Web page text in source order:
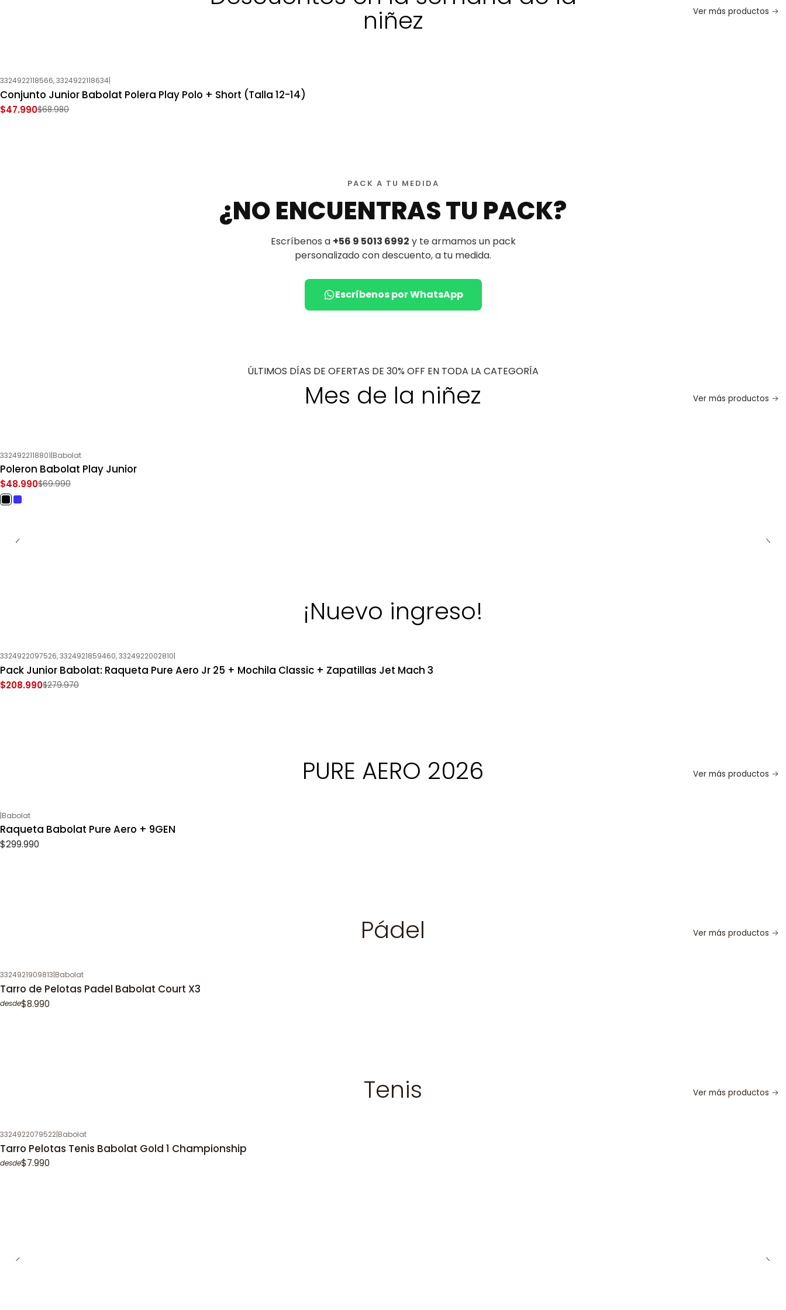
niñez Ver más productos
-30%OFF
Nuevo
3324922118566, 3324922118634|
Conjunto Junior Babolat Polera Play Polo + Short (Talla 12-14)
$47.990$68.980
PACK A TU MEDIDA
¿NO ENCUENTRAS TU PACK?
Escríbenos a +56 9 5013 6992 y te armamos un pack
personalizado con descuento, a tu medida.
Escríbenos por WhatsApp
ÚLTIMOS DÍAS DE OFERTAS DE 30% OFF EN TODA LA CATEGORÍA
Mes de la niñez Ver más productos
-30%OFF
3324922118801|Babolat
Poleron Babolat Play Junior
$48.990$69.990
¡Nuevo ingreso!
-25% OFF
Nuevo
3324922097526, 3324921859460, 3324922002810|
Pack Junior Babolat: Raqueta Pure Aero Jr 25 + Mochila Classic + Zapatillas Jet Mach 3
$208.990$279.970
PURE AERO 2026 Ver más productos
|Babolat
Raqueta Babolat Pure Aero + 9GEN
$299.990
Pádel Ver más productos
3324921909813|Babolat
Tarro de Pelotas Padel Babolat Court X3
desde$8.990
Tenis Ver más productos
3324922079522|Babolat
Tarro Pelotas Tenis Babolat Gold 1 Championship
desde$7.990